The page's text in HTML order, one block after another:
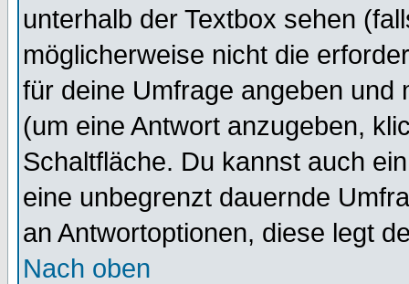
unterhalb der Textbox sehen
möglicherweise nicht die
für deine Umfrage angeben und
(um eine Antwort anzugeben,
Schaltfläche. Du kannst auch
eine unbegrenzt dauernde
an Antwortoptionen, diese legt
Nach oben